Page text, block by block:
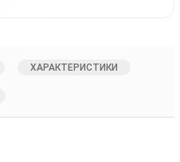
ХАРАКТЕРИСТИКИ